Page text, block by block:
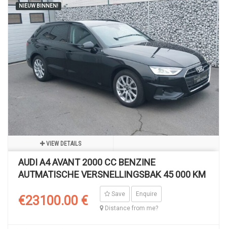
NIEUW BINNEN!
VIEW DETAILS
AUDI A4 AVANT 2000 CC BENZINE
AUTMATISCHE VERSNELLINGSBAK 45 000 KM
€23100.00 € Save
Enquire
Distance from me?